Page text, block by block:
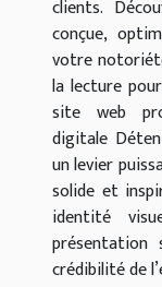
clients.
conçue,
votre
la lecture
site web
digitale
un levier
solide et
identité
présentation
crédibilité de